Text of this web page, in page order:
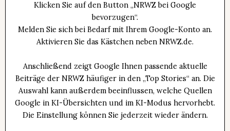
Klicken Sie auf den Button „NRWZ bei Google
bevorzugen“.
Melden Sie sich bei Bedarf mit Ihrem Google-Konto an.
Aktivieren Sie das Kästchen neben NRWZ.de.
Anschließend zeigt Google Ihnen passende aktuelle
Beiträge der NRWZ häufiger in den „Top Stories“ an. Die
Auswahl kann außerdem beeinflussen, welche Quellen
Google in KI-Übersichten und im KI-Modus hervorhebt.
Die Einstellung können Sie jederzeit wieder ändern.